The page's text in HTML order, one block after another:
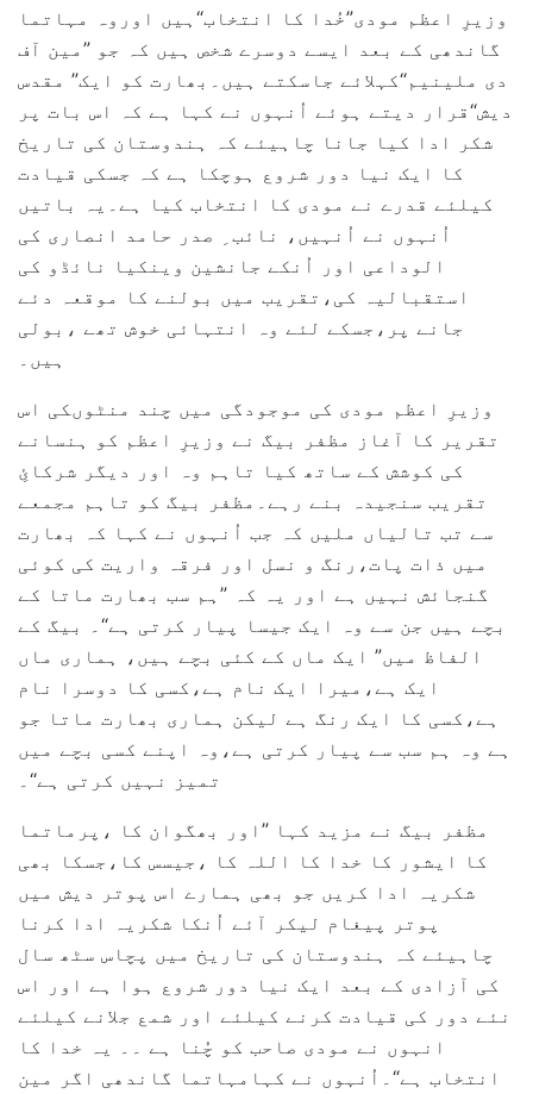
وزیرِ اعظم مودی”خُدا کا انتخاب“ہیں اوروہ مہاتما
گاندھی کے بعد ایسے دوسرے شخص ہیں کہ جو ”مین آف
دی ملینیم“کہلائے جاسکتے ہیں۔بھارت کو ایک” مقدس
دیش“قرار دیتے ہوئے اُنہوں نے کہا ہے کہ اس بات پر
شکر ادا کیا جانا چاہیئے کہ ہندوستان کی تاریخ
کا ایک نیا دور شروع ہوچکا ہے کہ جسکی قیادت
کیلئے قدرے نے مودی کا انتخاب کیا ہے۔یہ باتیں
اُنہوں نے اُنہیں، نائب ِ صدر حامد انصاری کی
الوداعی اور اُنکے جانشین وینکیا نائڈو کی
استقبالیہ کی،تقریب میں بولنے کا موقعہ دئے
جانے پر،جسکے لئے وہ انتہائی خوش تھے ،بولی
ہیں۔
وزیرِ اعظم مودی کی موجودگی میں چند منٹوںکی اس
تقریر کا آغاز مظفر بیگ نے وزیرِ اعظم کو ہنسانے
کی کوشش کے ساتھ کیا تاہم وہ اور دیگر شرکائِ
تقریب سنجیدہ بنے رہے۔مظفر بیگ کو تاہم مجمعے
سے تب تالیاں ملیں کہ جب اُنہوں نے کہا کہ بھارت
میں ذات پات،رنگ و نسل اور فرقہ واریت کی کوئی
گنجائش نہیں ہے اور یہ کہ ”ہم سب بھارت ماتا کے
بچے ہیں جن سے وہ ایک جیسا پیار کرتی ہے“۔ بیگ کے
الفاظ میں” ایک ماں کے کئی بچے ہیں، ہماری ماں
ایک ہے،میرا ایک نام ہے،کسی کا دوسرا نام
ہے،کسی کا ایک رنگ ہے لیکن ہماری بھارت ماتا جو
ہے وہ ہم سب سے پیار کرتی ہے،وہ اپنے کسی بچے میں
تمیز نہیں کرتی ہے“۔
مظفر بیگ نے مزید کہا ”اور بھگوان کا ،پرماتما
کا ایشور کا خدا کا اللہ کا ،جیسس کا،جسکا بھی
شکریہ ادا کریں جو بھی ہمارے اس پوتر دیش میں
پوتر پیغام لیکر آئے اُنکا شکریہ ادا کرنا
چاہیئے کہ ہندوستان کی تاریخ میں پچاس سٹھ سال
کی آزادی کے بعد ایک نیا دور شروع ہوا ہے اور اس
نئے دور کی قیادت کرنے کیلئے اور شمع جلانے کیلئے
انہوں نے مودی صاحب کو چُنا ہے ۔۔ یہ خدا کا
انتخاب ہے“۔اُنہوں نے کہامہاتما گاندھی اگر مین